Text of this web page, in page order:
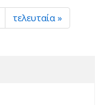
τελευταία »